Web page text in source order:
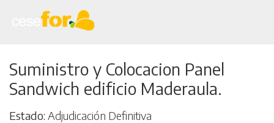
to
main
Suministro y Colocacion Panel
Sandwich edificio Maderaula.
Estado Adjudicación Definitiva